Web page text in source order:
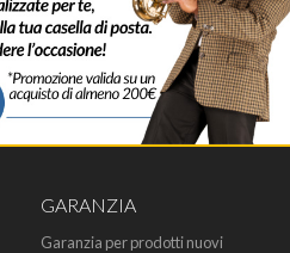
GARANZIA
Garanzia per prodotti nuovi